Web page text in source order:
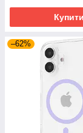
Купити
–62%